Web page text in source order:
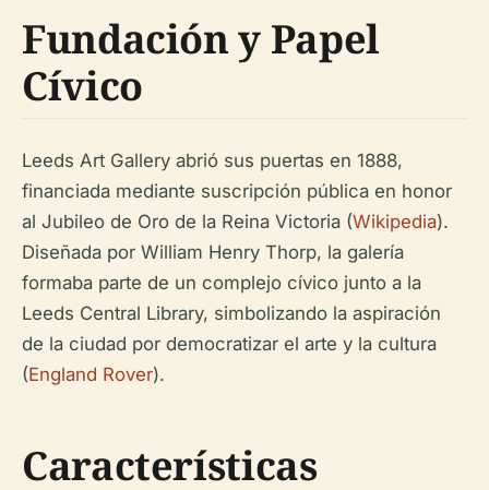
Fundación y Papel
Cívico
Leeds Art Gallery abrió sus puertas en 1888,
financiada mediante suscripción pública en honor
al Jubileo de Oro de la Reina Victoria (Wikipedia).
Diseñada por William Henry Thorp, la galería
formaba parte de un complejo cívico junto a la
Leeds Central Library, simbolizando la aspiración
de la ciudad por democratizar el arte y la cultura
(England Rover).
Características